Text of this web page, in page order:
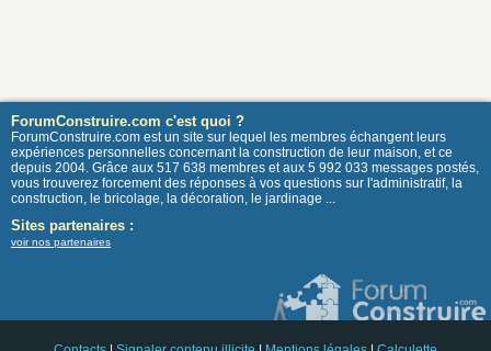
ForumConstruire.com c'est quoi ?
ForumConstruire.com est un site sur lequel les membres échangent leurs
expériences personnelles concernant la construction de leur maison, et ce
depuis 2004. Grâce aux 517 638 membres et aux 5 992 033 messages postés,
vous trouverez forcement des réponses à vos questions sur l'administratif, la
construction, le bricolage, la décoration, le jardinage ...
Sites partenaires :
voir nos partenaires